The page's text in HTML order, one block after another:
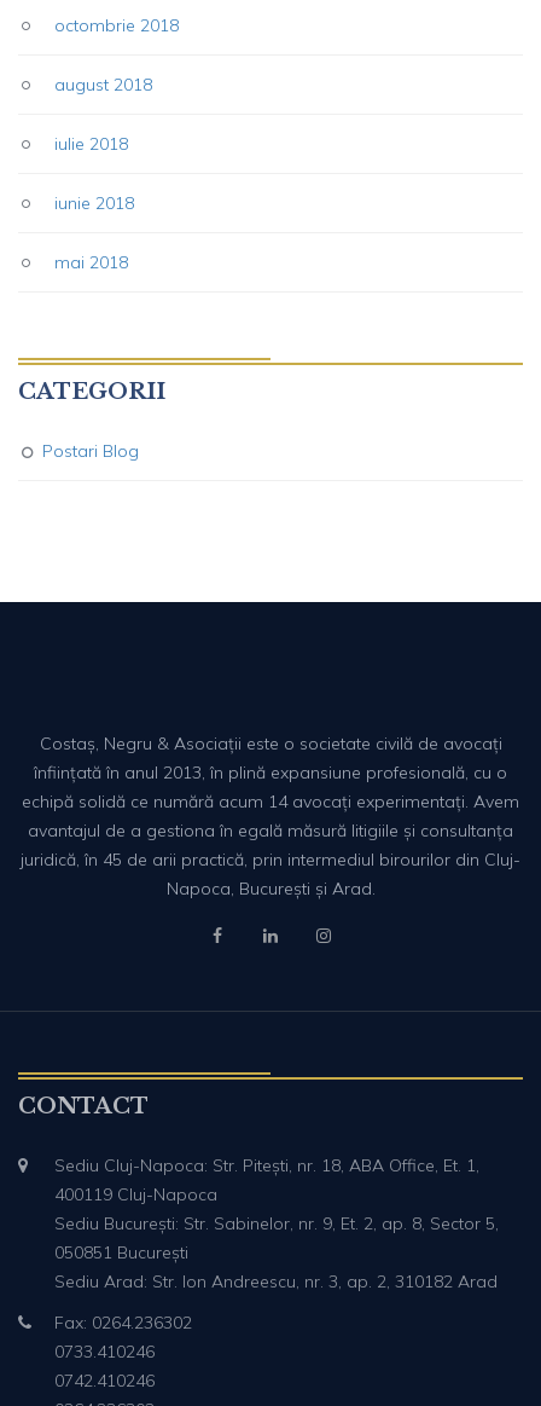
octombrie 2018
august 2018
iulie 2018
iunie 2018
mai 2018
CATEGORII
Postari Blog
Costaș, Negru & Asociații este o societate civilă de avocați
înființată în anul 2013, în plină expansiune profesională, cu o
echipă solidă ce numără acum 14 avocați experimentați. Avem
avantajul de a gestiona în egală măsură litigiile și consultanța
juridică, în 45 de arii practică, prin intermediul birourilor din Cluj-
Napoca, București și Arad.
CONTACT
Sediu Cluj-Napoca: Str. Pitești, nr. 18, ABA Office, Et. 1,
400119 Cluj-Napoca
Sediu București: Str. Sabinelor, nr. 9, Et. 2, ap. 8, Sector 5,
050851 București
Sediu Arad: Str. Ion Andreescu, nr. 3, ap. 2, 310182 Arad
Fax: 0264.236302
0733.410246
0742.410246